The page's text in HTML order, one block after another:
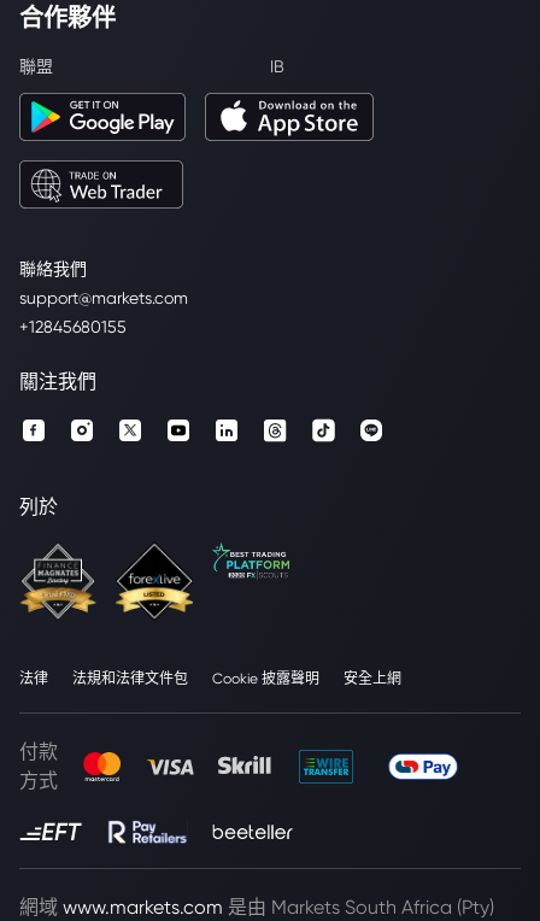
聯絡我們
support@markets.com
+12845680155
合作夥伴
聯盟 IB
關注我們
列於
法律 法規和法律文件包 Cookie 披露聲明 安全上網
付款
方式
網域 www.markets.com 是由 Markets South Africa (Pty)